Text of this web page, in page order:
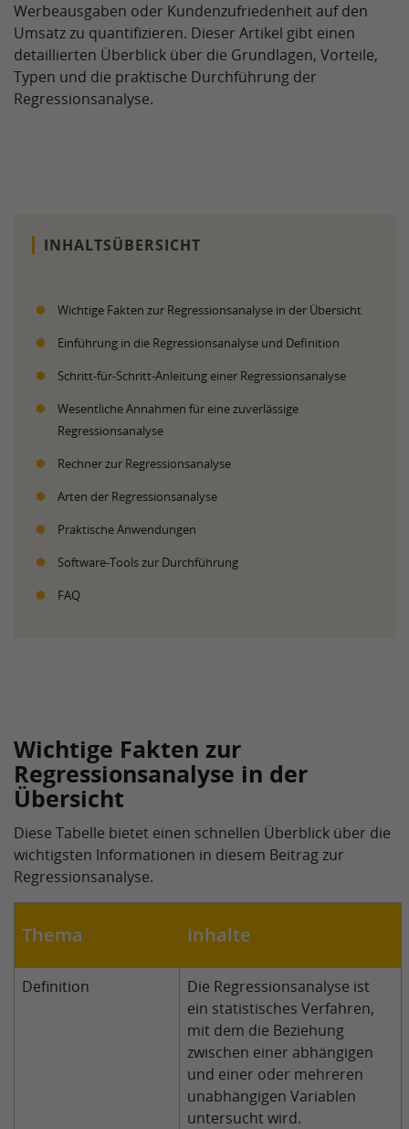
Werbeausgaben oder Kundenzufriedenheit auf den
Umsatz zu quantifizieren. Dieser Artikel gibt einen
detaillierten Überblick über die Grundlagen, Vorteile,
Typen und die praktische Durchführung der
Regressionsanalyse.
INHALTSÜBERSICHT
Wichtige Fakten zur Regressionsanalyse in der Übersicht
Einführung in die Regressionsanalyse und Definition
Schritt-für-Schritt-Anleitung einer Regressionsanalyse
Wesentliche Annahmen für eine zuverlässige
Regressionsanalyse
Rechner zur Regressionsanalyse
Arten der Regressionsanalyse
Praktische Anwendungen
Software-Tools zur Durchführung
FAQ
Wichtige Fakten zur
Regressionsanalyse in der
Übersicht
Diese Tabelle bietet einen schnellen Überblick über die
wichtigsten Informationen in diesem Beitrag zur
Regressionsanalyse.
Thema Inhalte
Definition
Die Regressionsanalyse ist
ein statistisches Verfahren,
mit dem die Beziehung
zwischen einer abhängigen
und einer oder mehreren
unabhängigen Variablen
untersucht wird.